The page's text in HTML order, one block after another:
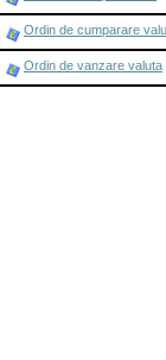
Ordin de cumparare
Ordin de vanzare valuta